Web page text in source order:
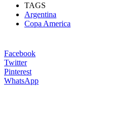
TAGS
Argentina
Copa America
Facebook
Twitter
Pinterest
WhatsApp